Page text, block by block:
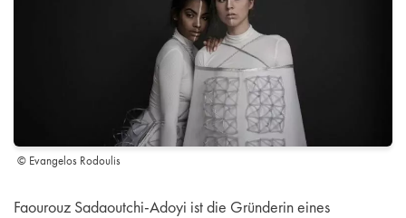
© Evangelos Rodoulis
Faourouz Sadaoutchi-Adoyi ist die Gründerin eines